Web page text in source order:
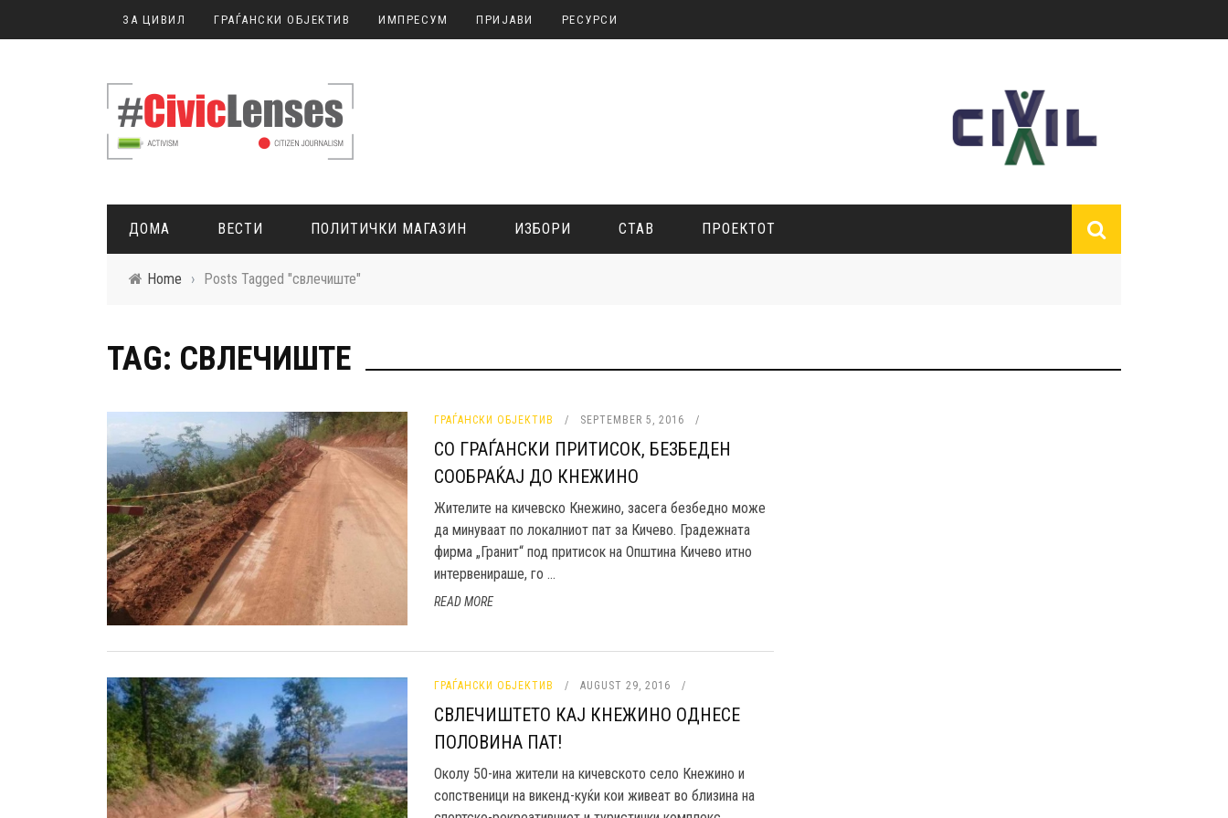
ЗА ЦИВИЛ ГРАЃАНСКИ ОБЈЕКТИВ ИМПРЕСУМ ПРИЈАВИ РЕСУРСИ
ДОМА ВЕСТИ ПОЛИТИЧКИ МАГАЗИН ИЗБОРИ СТАВ ПРОЕКТОТ
Home › Posts Tagged "свлечиште"
TAG: СВЛЕЧИШТЕ
ГРАЃАНСКИ ОБЈЕКТИВ SEPTEMBER 5, 2016
СО ГРАЃАНСКИ ПРИТИСОК, БЕЗБЕДЕН
СООБРАЌАЈ ДО КНЕЖИНО
Жителите на кичевско Кнежино, засега безбедно може
да минуваат по локалниот пат за Кичево. Градежната
фирма „Гранит“ под притисок на Општина Кичево итно
интервенираше, го ...
READ MORE
ГРАЃАНСКИ ОБЈЕКТИВ AUGUST 29, 2016
СВЛЕЧИШТЕТО КАЈ КНЕЖИНО ОДНЕСЕ
ПОЛОВИНА ПАТ!
Околу 50-ина жители на кичевското село Кнежино и
сопственици на викенд-куќи кои живеат во близина на